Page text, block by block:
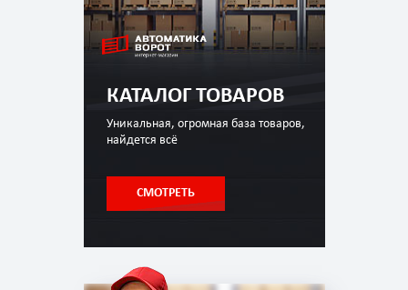
КАТАЛОГ ТОВАРОВ
Уникальная, огромная база товаров,
найдется всё
СМОТРЕТЬ